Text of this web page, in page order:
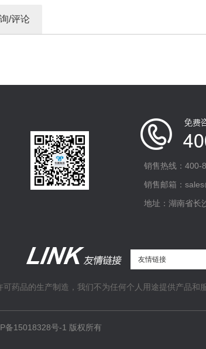
/评论
销售热线：400-
销售邮箱：
地址：湖南省长
药品的生产制造，我们不为任何个人用途提供产品和服
备15018328号-1 版权所有